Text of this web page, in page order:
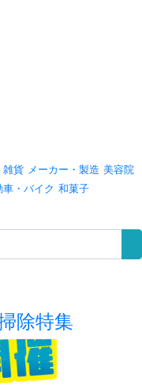
雑貨 メーカー・製造 美容院
車・バイク 和菓子
除特集